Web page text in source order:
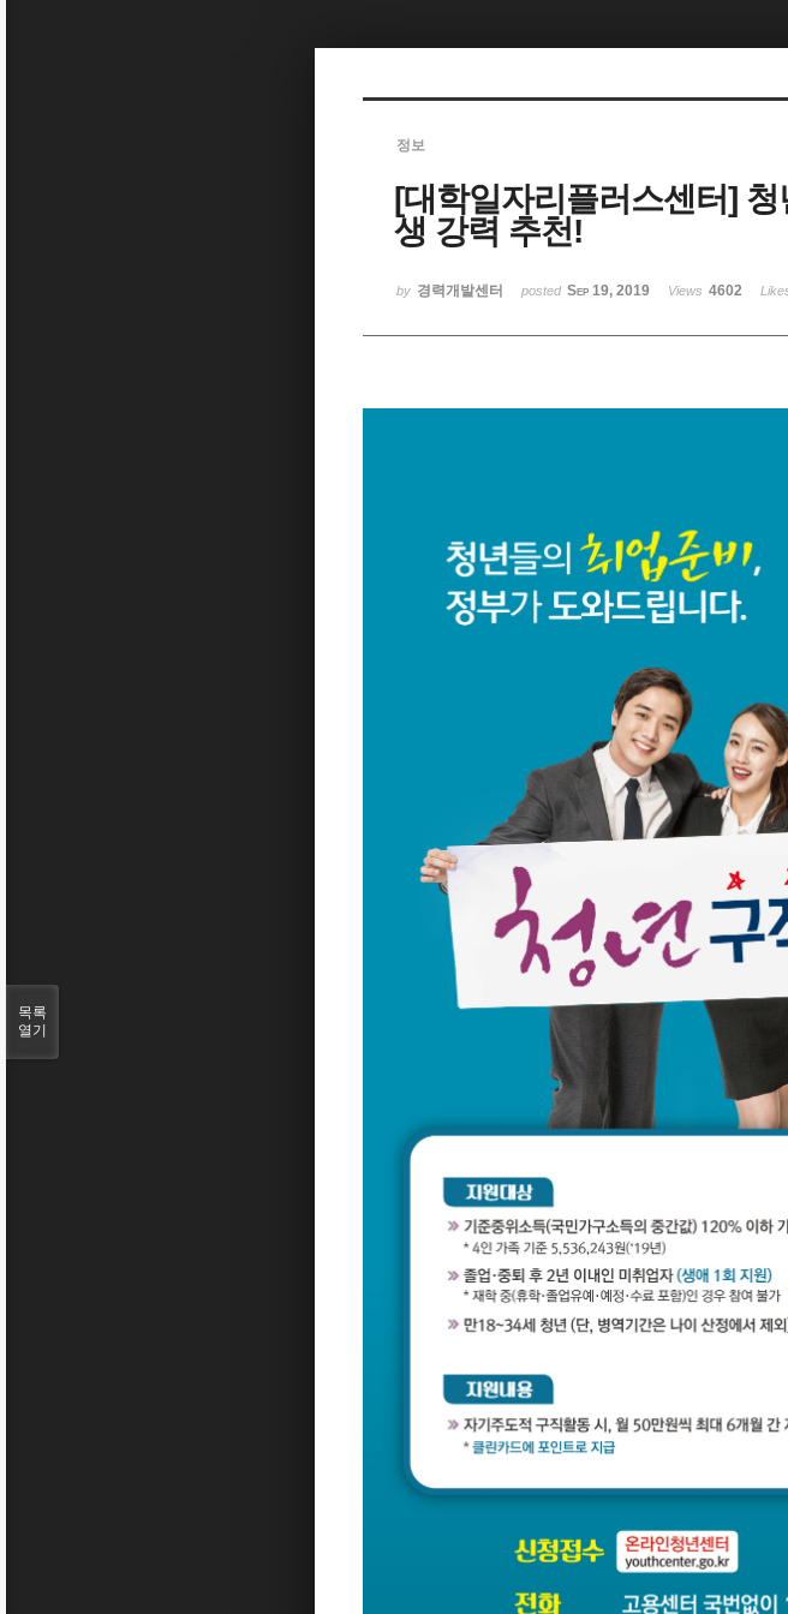
정보
[대학일자리플러스센터]
생 강력 추천!
by 경력개발센터 posted Sep 19, 2019 Views 4602
목록
열기
Sketchbook5, 스케치북5
Sketchbook5, 스케치북5